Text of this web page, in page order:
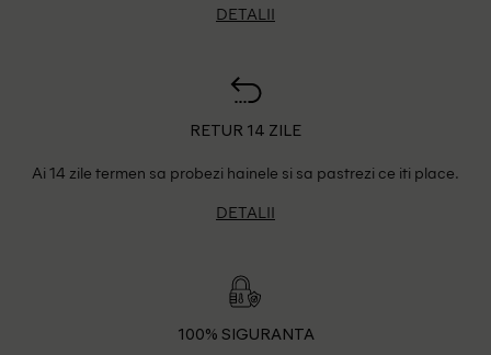
DETALII
RETUR 14 ZILE
Ai 14 zile termen sa probezi hainele si sa pastrezi ce iti place.
DETALII
100% SIGURANTA